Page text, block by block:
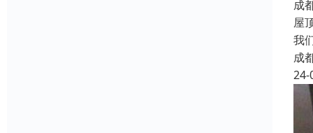
成
屋
我
成
24-